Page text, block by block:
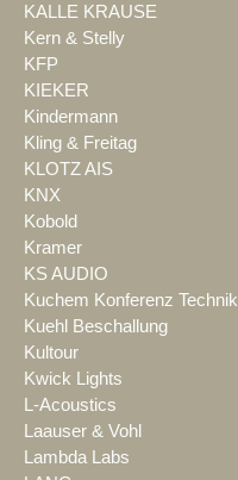
KALLE KRAUSE
Kern & Stelly
KFP
KIEKER
Kindermann
Kling & Freitag
KLOTZ AIS
KNX
Kobold
Kramer
KS AUDIO
Kuchem Konferenz Technik
Kuehl Beschallung
Kultour
Kwick Lights
L-Acoustics
Laauser & Vohl
Lambda Labs